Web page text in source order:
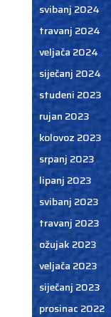
svibanj 2024
travanj 2024
veljača 2024
siječanj 2024
studeni 2023
rujan 2023
kolovoz 2023
srpanj 2023
lipanj 2023
svibanj 2023
travanj 2023
ožujak 2023
veljača 2023
siječanj 2023
prosinac 2022